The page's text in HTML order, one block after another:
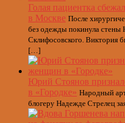
Голая пациентка
в Москве После
без одежды покинула
Склифосовского. Виктория
[…]
Юрий Стоянов
в «Городке» Народный
блогеру Надежде Стрелец